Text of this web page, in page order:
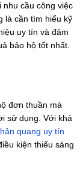
cầu công việc
là cần tìm hiểu kỹ
uy tín và đảm
bảo hộ tốt nhất.
đơn thuần mà
sử dụng. Với khả
quang uy tín
kiện thiếu sáng